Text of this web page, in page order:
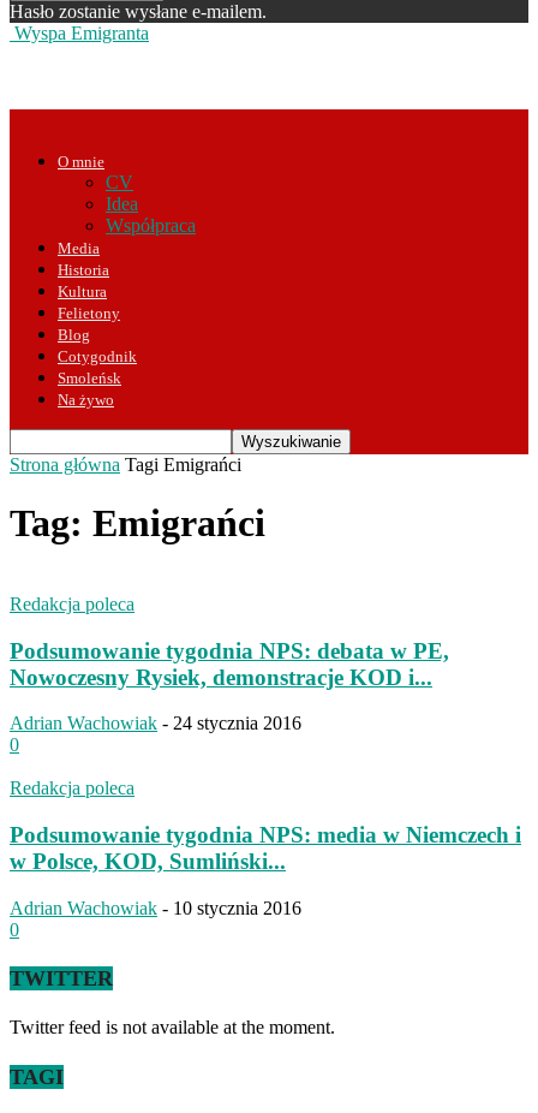
Hasło zostanie wysłane e-mailem.
Wyspa Emigranta
O mnie
CV
Idea
Współpraca
Media
Historia
Kultura
Felietony
Blog
Cotygodnik
Smoleńsk
Na żywo
Strona główna Tagi Emigrańci
Tag: Emigrańci
Redakcja poleca
Podsumowanie tygodnia NPS: debata w PE,
Nowoczesny Rysiek, demonstracje KOD i...
Adrian Wachowiak - 24 stycznia 2016
0
Redakcja poleca
Podsumowanie tygodnia NPS: media w Niemczech i
w Polsce, KOD, Sumliński...
Adrian Wachowiak - 10 stycznia 2016
0
TWITTER
Twitter feed is not available at the moment.
TAGI